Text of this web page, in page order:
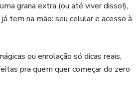
grana extra (ou até viver disso!),
tem na mão: seu celular e acesso à
ou enrolação só dicas reais,
pra quem quer começar do zero